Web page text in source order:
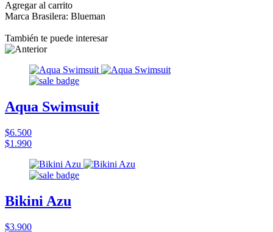
Agregar al carrito
Marca Brasilera: Blueman
También te puede interesar
Aqua Swimsuit
$6.500
$1.990
Bikini Azu
$3.900